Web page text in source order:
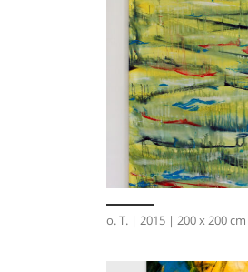
o. T. | 2015 | 200 x 200 cm